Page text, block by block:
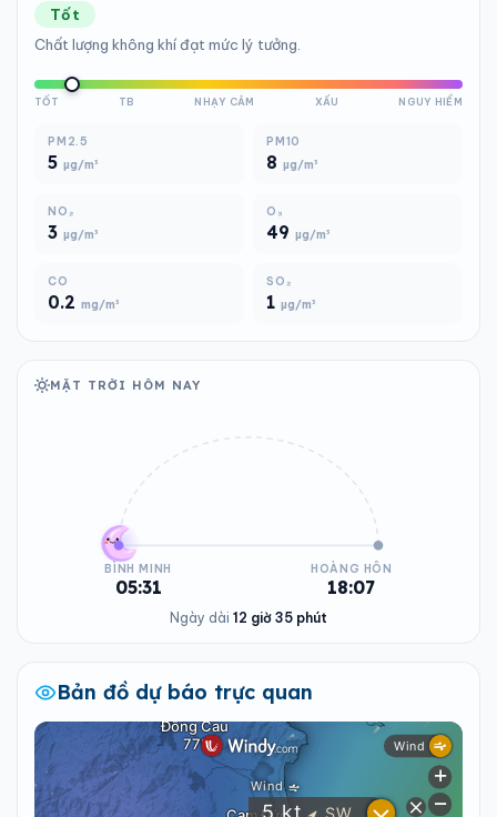
Tốt
Chất lượng không khí đạt mức lý tưởng.
TỐT TB NHẠY CẢM XẤU NGUY HIỂM
PM2.5
5 µg/m³
PM10
8 µg/m³
NO₂
3 µg/m³
O₃
49 µg/m³
CO
0.2 mg/m³
SO₂
1 µg/m³
MẶT TRỜI HÔM NAY
BÌNH MINH
05:31
HOÀNG HÔN
18:07
Ngày dài 12 giờ 35 phút
Bản đồ dự báo trực quan